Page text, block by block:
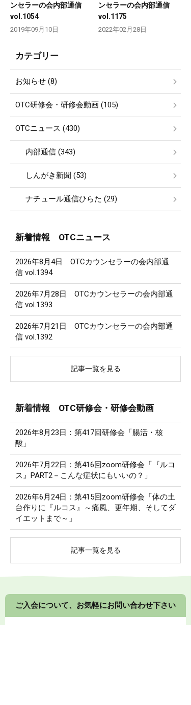
ンセラーの会内部通信
vol.1054
2019年09月10日
ンセラーの会内部通信
vol.1175
2022年02月28日
カテゴリー
お知らせ (8)
OTC研修会・研修会動画 (105)
OTCニュース (430)
内部通信 (343)
しんがき新聞 (53)
ナチュール通信ひらた (29)
新着情報 OTCニュース
2026年8月4日 OTCカウンセラーの会内部通
信 vol.1394
2026年7月28日 OTCカウンセラーの会内部通
信 vol.1393
2026年7月21日 OTCカウンセラーの会内部通
信 vol.1392
記事一覧を見る
新着情報 OTC研修会・研修会動画
2026年8月23日：第417回研修会「腸活・核
酸」
2026年7月22日：第416回zoom研修会「『ルコ
ス』PART2－こんな症状にもいいの？」
2026年6月24日：第415回zoom研修会「体の土
台作りに『ルコス』～痛風、更年期、そしてダ
イエットまで～」
記事一覧を見る
ご入会について、お気軽にお問い合わせ下さい